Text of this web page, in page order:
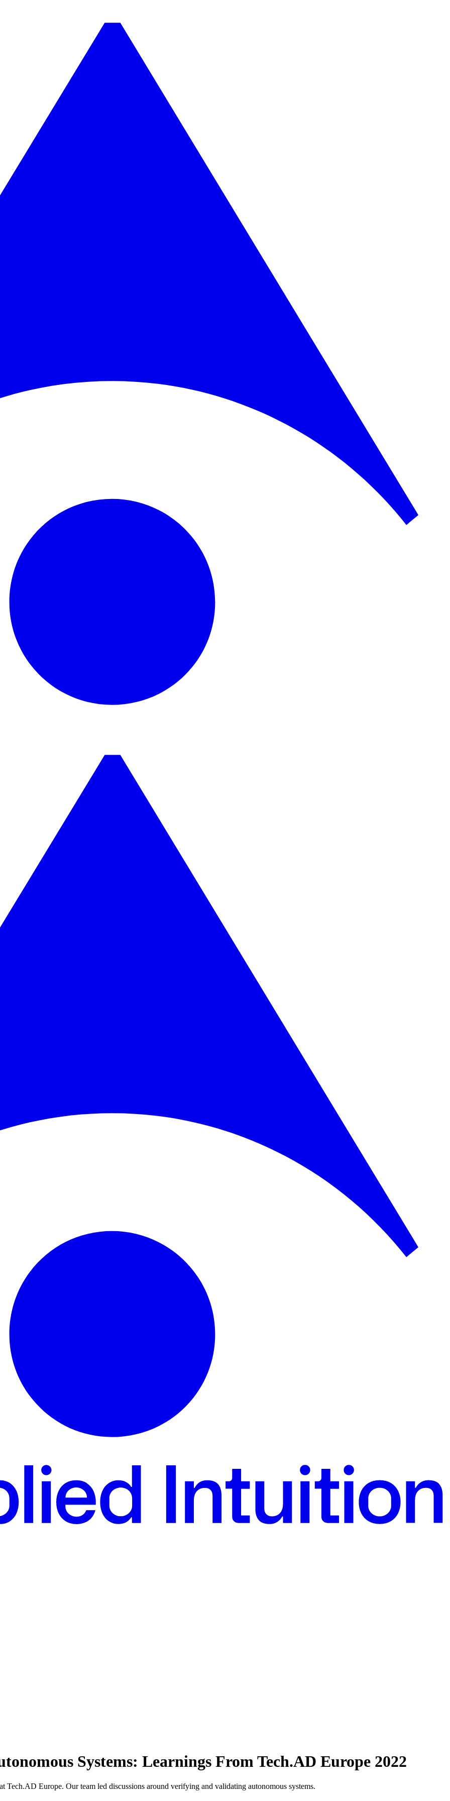
Systems: Learnings From Tech.AD Europe 2022
Europe. Our team led discussions around verifying and validating autonomous systems.